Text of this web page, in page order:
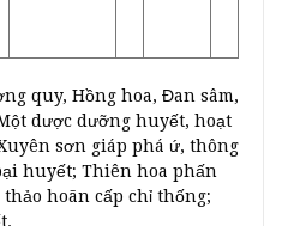
quy, Hồng hoa, Đan sâm,
dược dưỡng huyết, hoạt
sơn giáp phá ứ, thông
huyết; Thiên hoa phấn
hoãn cấp chỉ thống;